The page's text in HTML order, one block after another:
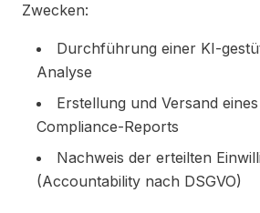
Zwecken:
Durchführung einer KI-
Analyse
Erstellung und Versand
Compliance-Reports
Nachweis der erteilten
(Accountability nach DSGVO)